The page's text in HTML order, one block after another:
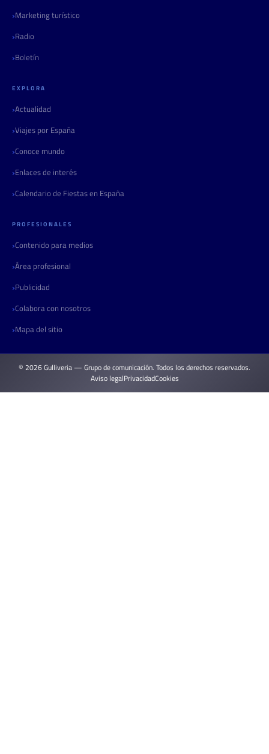
Marketing turístico
Radio
Boletín
EXPLORA
Actualidad
Viajes por España
Conoce mundo
Enlaces de interés
Calendario de Fiestas en España
PROFESIONALES
Contenido para medios
Área profesional
Publicidad
Colabora con nosotros
Mapa del sitio
© 2026 Gulliveria — Grupo de comunicación. Todos los derechos reservados.
Aviso legalPrivacidadCookies